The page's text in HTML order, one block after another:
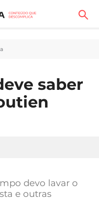
saber
devo lavar o
e outras